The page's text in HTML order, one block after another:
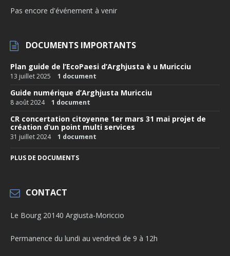
Pas encore d'événement à venir
DOCUMENTS IMPORTANTS
Plan guide de l’EcoPaesi d’Arghjusta è u Muricciu
13 juillet 2025 1 document
Guide numérique d’Arghjusta Muricciu
8 août 2024 1 document
CR concertation citoyenne 1er mars 31 mai projet de
création d’un point multi services
31 juillet 2024 1 document
PLUS DE DOCUMENTS
CONTACT
Le Bourg 20140 Argiusta-Moriccio
Permanence du lundi au vendredi de 9 à 12h